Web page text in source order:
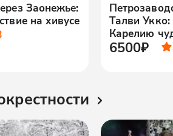
Заонежье:
на хивусе
Талви Укко:
Карелию
6500₽